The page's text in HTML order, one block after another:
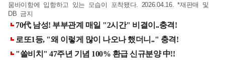
뭄바이항에 입항하고 있는 모습이 포착됐다. 2026.04.16. *재판매 및
DB 금지